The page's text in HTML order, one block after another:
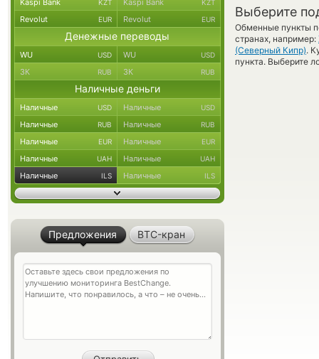
Выберите
Обменные пункты
странах, например:
(Северный Кипр).
пункта. Выберите
Kaspi Bank KZT Kaspi Bank KZT
Revolut EUR Revolut EUR
Денежные переводы
WU USD WU USD
ЗК RUB ЗК RUB
Наличные деньги
Наличные USD Наличные USD
Наличные RUB Наличные RUB
Наличные EUR Наличные EUR
Наличные UAH Наличные UAH
Наличные ILS Наличные ILS
Предложения BTC-кран